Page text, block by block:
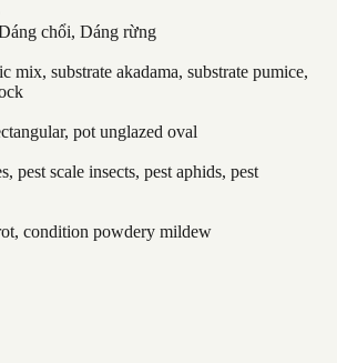
chổi, Dáng rừng
mix, substrate akadama, substrate pumice,
pot unglazed oval
pest scale insects, pest aphids, pest
condition powdery mildew